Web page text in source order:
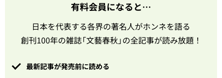
有料会員になると…
日本を代表する各界の著名人がホンネを語る
創刊100年の雑誌「文藝春秋」の全記事が読み放題！
最新記事が発売前に読める